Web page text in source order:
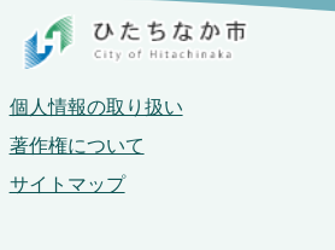
個人情報の取り扱い
著作権について
サイトマップ